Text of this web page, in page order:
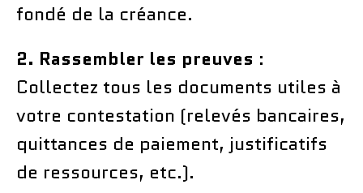
fondé de la créance.
2. Rassembler les preuves :
Collectez tous les documents utiles à
votre contestation (relevés bancaires,
quittances de paiement, justificatifs
de ressources, etc.).